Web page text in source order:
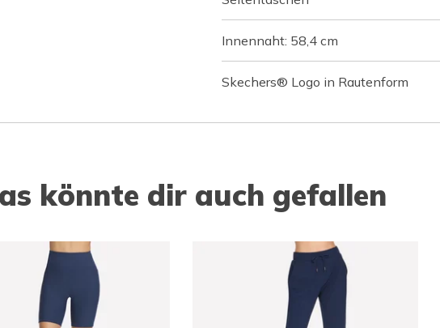
Innennaht: 58,4 cm
Skechers® Logo in Rautenform
könnte dir auch gefallen